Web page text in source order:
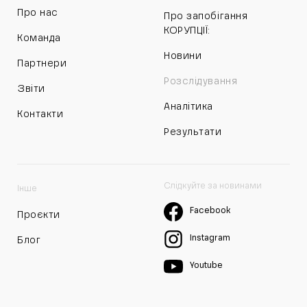
Про нас
Команда
Партнери
Звіти
Контакти
Про запобігання
КОРУПЦІЇ:
Новини
Розслідування
Аналітика
Результати
Інше
Проєкти
Блог
Слідкуйте за новинами
Facebook
Instagram
Youtube